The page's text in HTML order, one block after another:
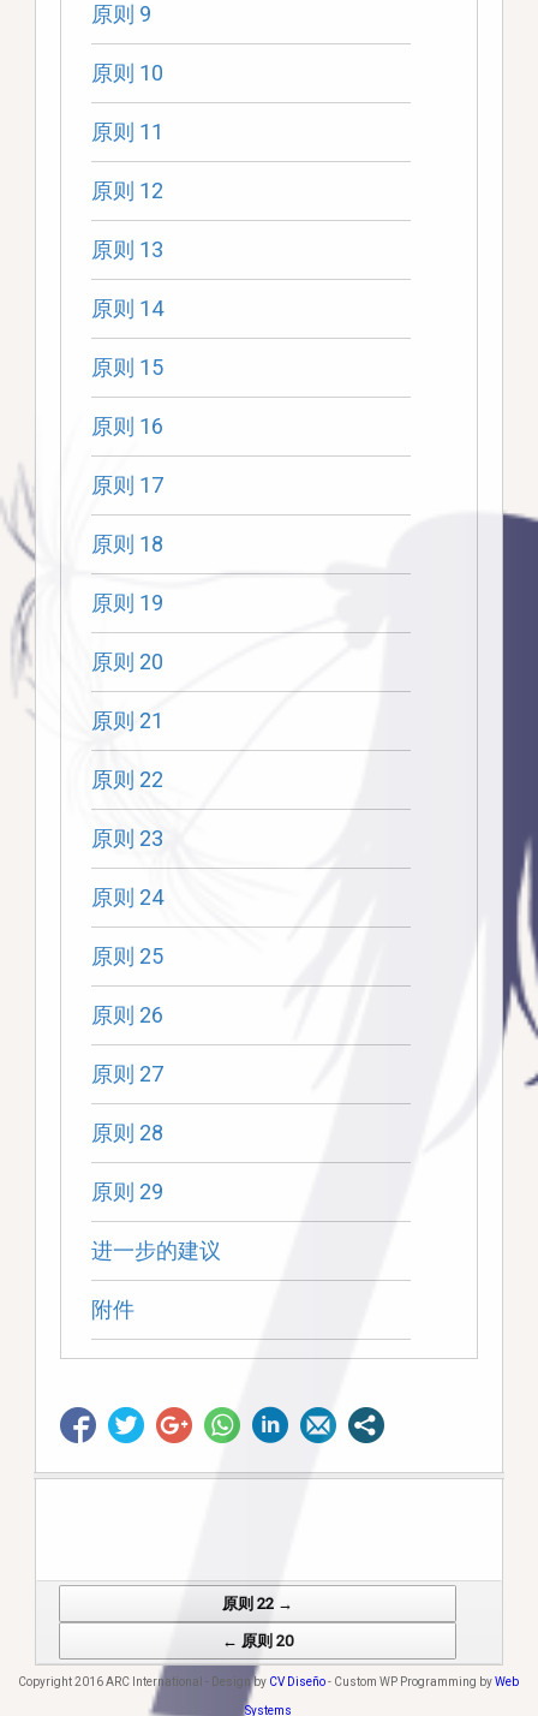
原则 9
原则 10
原则 11
原则 12
原则 13
原则 14
原则 15
原则 16
原则 17
原则 18
原则 19
原则 20
原则 21
原则 22
原则 23
原则 24
原则 25
原则 26
原则 27
原则 28
原则 29
进一步的建议
附件
Post navigation原则 22 →
← 原则 20
Copyright 2016 ARC International - Design by CV Diseño- Custom WP Programming byWeb
Systems